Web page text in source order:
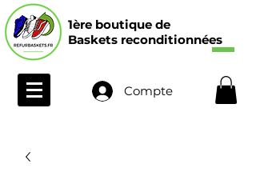
1ère boutique de
Baskets reconditionnées
Compte